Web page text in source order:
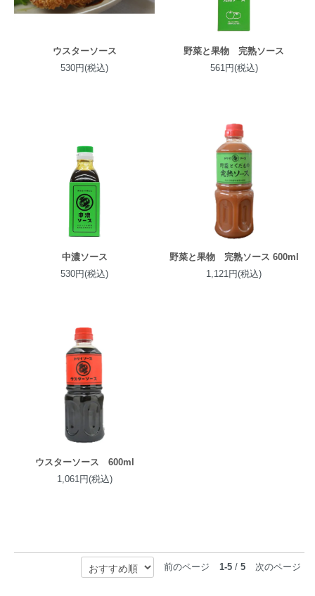
ウスターソース
530円(税込)
野菜と果物 完熟ソース
561円(税込)
中濃ソース
530円(税込)
野菜と果物 完熟ソース 600ml
1,121円(税込)
ウスターソース 600ml
1,061円(税込)
前のページ 1-5 / 5 次のページ